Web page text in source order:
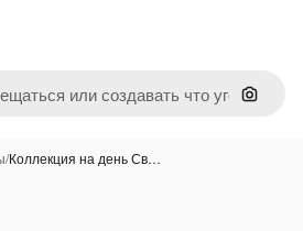
Поиск
/Коллекция на день Св…